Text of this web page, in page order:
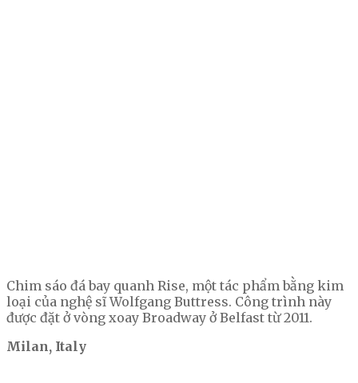
Chim sáo đá bay quanh Rise, một tác phẩm bằng kim
loại của nghệ sĩ Wolfgang Buttress. Công trình này
được đặt ở vòng xoay Broadway ở Belfast từ 2011.
Milan, Italy